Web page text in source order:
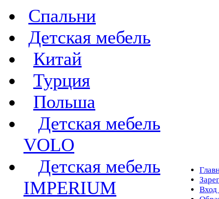
Спальни
Детская мебель
Китай
Турция
Польша
Детская мебель
VOLO
Детская мебель
IMPERIUM
Вход